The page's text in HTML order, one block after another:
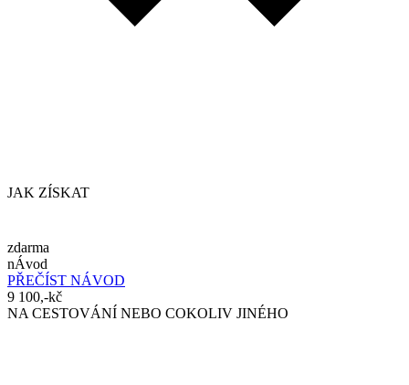
JAK ZÍSKAT
zdarma
nÁvod
PŘEČÍST NÁVOD
9 100,-kč
NA CESTOVÁNÍ NEBO COKOLIV JINÉHO